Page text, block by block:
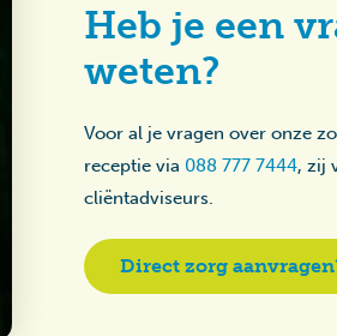
Heb je een
weten?
Voor al je vragen over onze
receptie via 088 777 7444, zij
cliëntadviseurs.
Direct zorg